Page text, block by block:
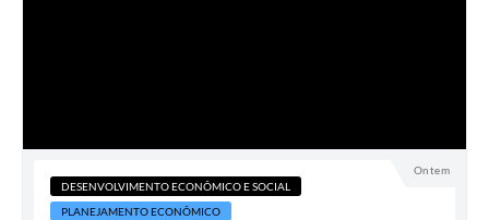
Ontem
DESENVOLVIMENTO ECONÔMICO E SOCIAL
PLANEJAMENTO ECONÔMICO